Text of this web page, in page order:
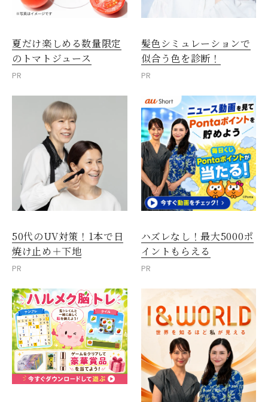
夏だけ楽しめる数量限定
のトマトジュース
PR
髪色シミュレーションで
似合う色を診断！
PR
50代のUV対策！1本で日
焼け止め＋下地
PR
ハズレなし！最大5000ポ
イントもらえる
PR